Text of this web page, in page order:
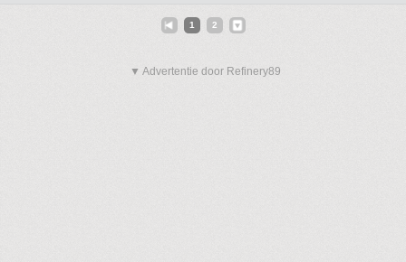
1 2
▼ Advertentie door Refinery89